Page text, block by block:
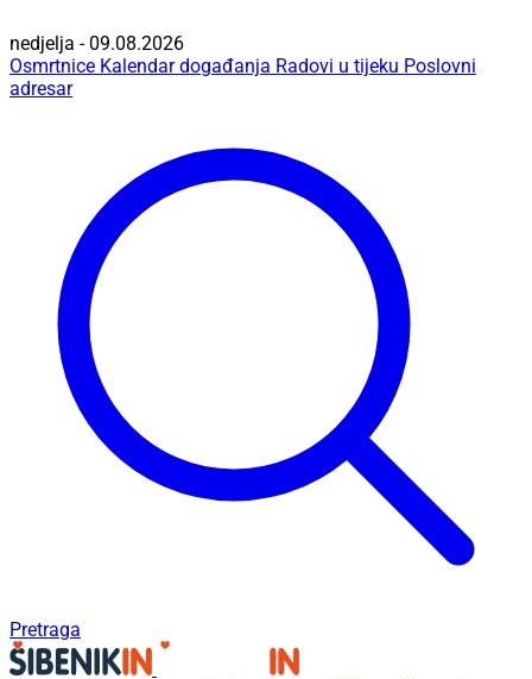
nedjelja - 09.08.2026
Osmrtnice Kalendar događanja Radovi u tijeku Poslovni
adresar
Pretraga